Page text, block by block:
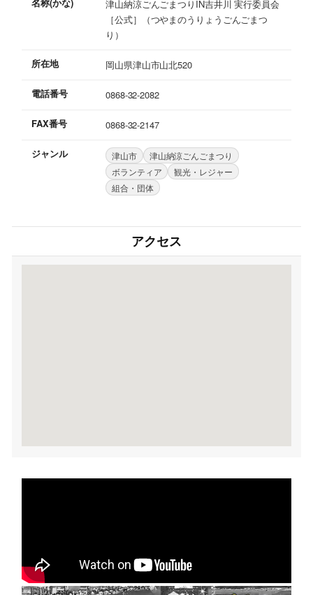
津山納涼ごんごまつりIN吉井川 実行委員会
［公式］（つやまのうりょうごんごまつ
り）
所在地 岡山県津山市山北520
電話番号 0868-32-2082
FAX番号 0868-32-2147
ジャンル 津山市
津山納涼ごんごまつり
ボランティア
観光・レジャー
組合・団体
アクセス